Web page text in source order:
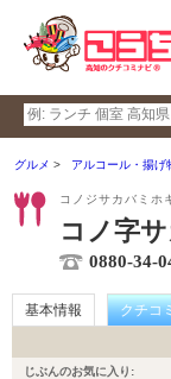
グルメ アルコール・揚げ
コノジサカバミホ
コノ字
0880-34-
基本情報 クチコ
じぶんのお気に入り: